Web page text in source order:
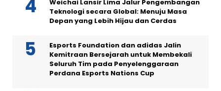
Weichai Lansir Lima Jalur Pengembangan
Teknologi secara Global: Menuju Masa
Depan yang Lebih Hijau dan Cerdas
Esports Foundation dan adidas Jalin
Kemitraan Bersejarah untuk Membekali
Seluruh Tim pada Penyelenggaraan
Perdana Esports Nations Cup